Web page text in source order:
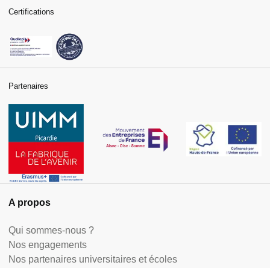
A propos
Qui sommes-nous ?
Nos engagements
Nos partenaires universitaires et écoles
Certifications
Partenaires